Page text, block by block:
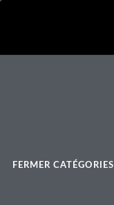
FERMER CATÉGORIES